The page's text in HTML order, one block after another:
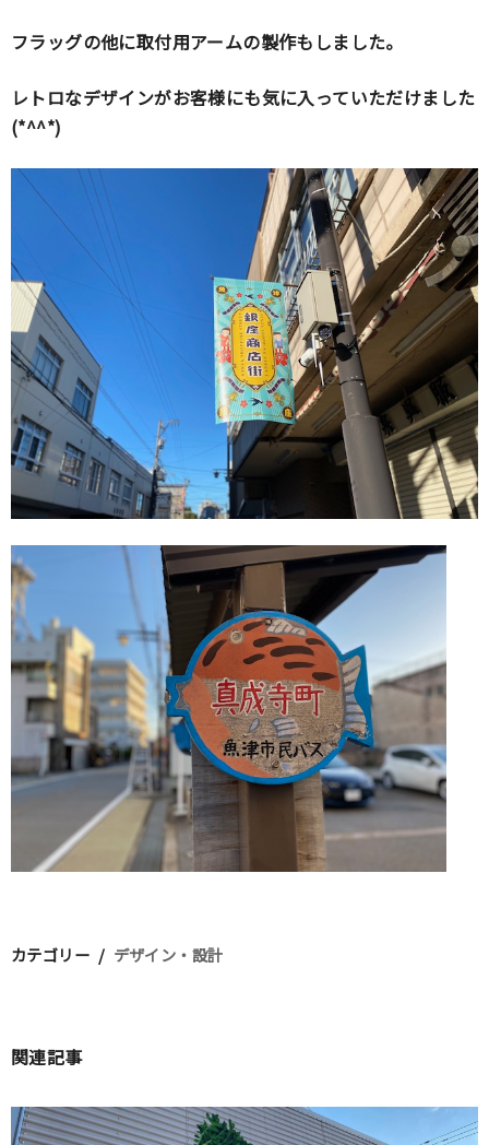
フラッグの他に取付用アームの製作もしました。
レトロなデザインがお客様にも気に入っていただけました
(*^^*)
カテゴリー デザイン・設計
関連記事